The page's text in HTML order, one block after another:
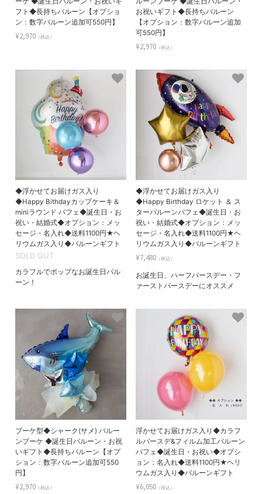
フト◆長持ちバルーン【オプショ
ン：数字バルーン追加可550円】
¥2,970 （税込）
お祝いギフト◆長持ちバルーン
【オプション：数字バルーン追加
可550円】
¥2,970 （税込）
◆浮かせてお届けガス入り
◆Happy Bithdayカップケーキ＆
miniラウンド パフェ◆誕生日・お
祝い・結婚式◆オプション：メッ
セージ・名入れ◆送料1100円★ヘ
リウムガス入り◆バルーンギフト
SOLD OUT
カラフルでポップなお誕生日バル
ーン！
◆浮かせてお届けガス入り
◆Happy Birthday ロケット ＆ ス
ターバルーンパフェ◆誕生日・お
祝い・結婚式◆オプション：メッ
セージ・名入れ◆送料1100円★ヘ
リウムガス入り◆バルーンギフト
¥7,480 （税込）
お誕生日、ハーフバースデー・フ
ァーストバースデーにオススメ
ブーケ型◆シャーク(サメ) バルー
ンブーケ ◆誕生日バルーン・お祝
いギフト◆長持ちバルーン【オプ
ション：数字バルーン追加可550
円】
¥2,970 （税込）
浮かせてお届けガス入り◆カラフ
ルバースデ&フィルム加工バルーン
パフェ◆誕生日・お祝い◆オプシ
ョン：名入れ◆送料1100円★ヘリ
ウムガス入り◆バルーンギフト
¥6,050 （税込）